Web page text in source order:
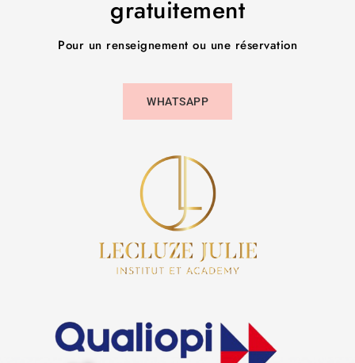
gratuitement
Pour un renseignement ou une réservation
WHATSAPP